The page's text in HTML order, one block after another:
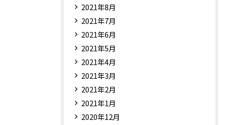
2021年8月
2021年7月
2021年6月
2021年5月
2021年4月
2021年3月
2021年2月
2021年1月
2020年12月